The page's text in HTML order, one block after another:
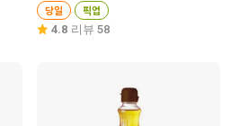
당일 픽업
4.8 리뷰 58